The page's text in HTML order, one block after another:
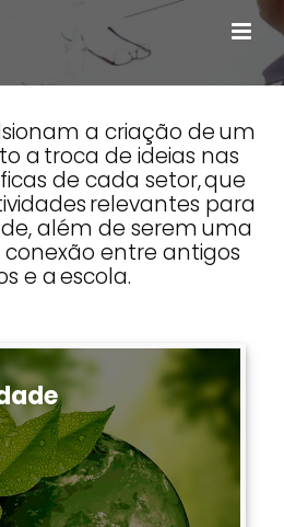
a criação de um
a troca de ideias nas
de cada setor, que
relevantes para
além de serem uma
entre antigos
e a escola.​